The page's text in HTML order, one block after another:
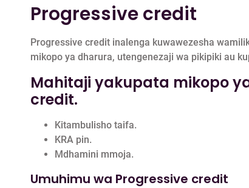
Progressive credit
Progressive credit inalenga kuwawezesha
mikopo ya dharura, utengenezaji wa pikipiki au
Mahitaji yakupata mikopo
credit.
Kitambulisho taifa.
KRA pin.
Mdhamini mmoja.
Umuhimu wa Progressive credit